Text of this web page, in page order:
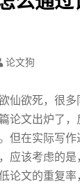
论文狗
仙欲死，很
论文出炉了
但在实际写
应该考虑的
论文的重复